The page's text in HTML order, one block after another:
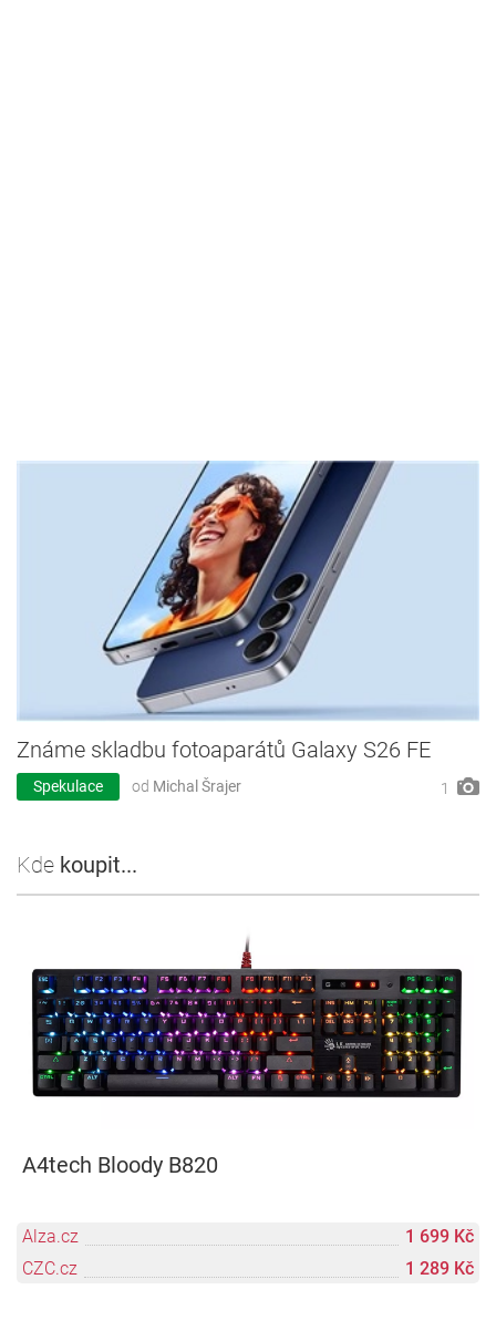
Známe skladbu fotoaparátů Galaxy S26 FE
Spekulace od Michal Šrajer 1
Kde koupit...
A4tech Bloody B820
Alza.cz
1 699 Kč
CZC.cz
1 289 Kč